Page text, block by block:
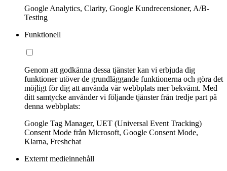
Google Analytics, Clarity, Google Kundrecensioner, A/B-
Testing
Funktionell
Genom att godkänna dessa tjänster kan vi erbjuda dig
funktioner utöver de grundläggande funktionerna och göra det
möjligt för dig att använda vår webbplats mer bekvämt. Med
ditt samtycke använder vi följande tjänster från tredje part på
denna webbplats:
Google Tag Manager, UET (Universal Event Tracking)
Consent Mode från Microsoft, Google Consent Mode,
Klarna, Freshchat
Externt medieinnehåll